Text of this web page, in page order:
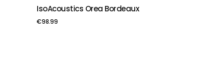
PIEVIENOT GROZAM
IsoAcoustics Orea Bordeaux
€98.99